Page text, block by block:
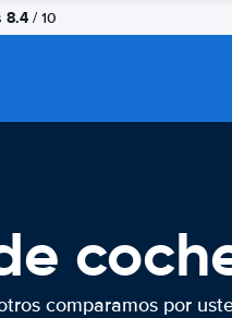
8.4 / 10
comparamos por